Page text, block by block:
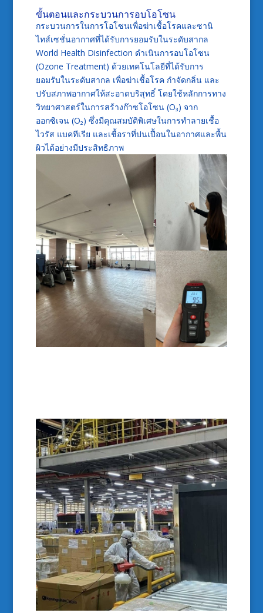
ขั้นตอนและกระบวนการอบโอโซน
กระบวนการในการโอโซนเพื่อฆ่าเชื้อโรคและซานิ
ไทส์เซชั่นอากาศที่ได้รับการยอมรับในระดับสากล
World Health Disinfection ดำเนินการอบโอโซน
(Ozone Treatment) ด้วยเทคโนโลยีที่ได้รับการ
ยอมรับในระดับสากล เพื่อฆ่าเชื้อโรค กำจัดกลิ่น และ
ปรับสภาพอากาศให้สะอาดบริสุทธิ์ โดยใช้หลักการทาง
วิทยาศาสตร์ในการสร้างก๊าซโอโซน (O₃) จาก
ออกซิเจน (O₂) ซึ่งมีคุณสมบัติพิเศษในการทำลายเชื้อ
ไวรัส แบคทีเรีย และเชื้อราที่ปนเปื้อนในอากาศและพื้น
ผิวได้อย่างมีประสิทธิภาพ